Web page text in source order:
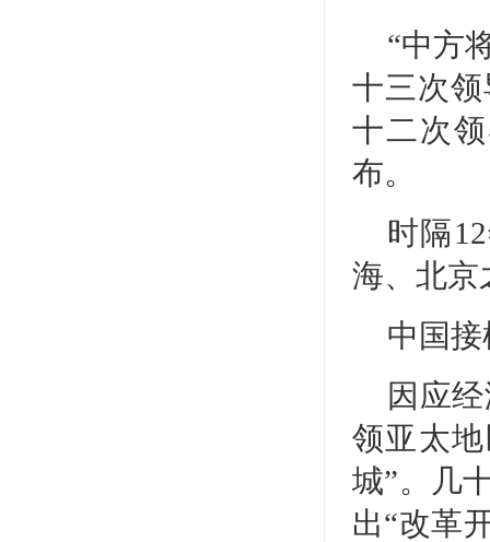
“中方
十三次
十二次
布。
时隔
海、北京
中国接
因应
领亚太
城”。几
出“改革